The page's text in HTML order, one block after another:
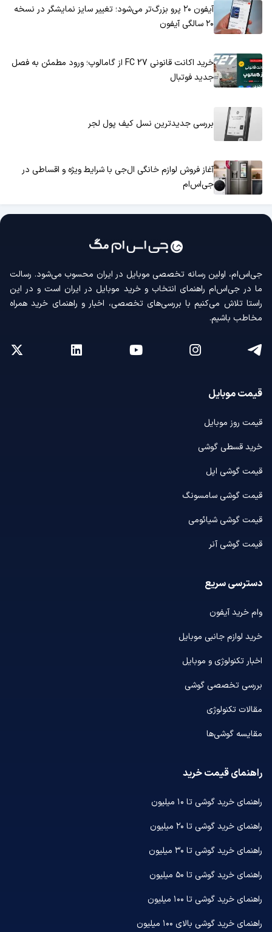
آیفون ۲۰ پرو بزرگ‌تر می‌شود؛ تغییر سایز نمایشگر در نسخه
۲۰ سالگی آیفون
خرید اکانت قانونی FC 27 از گامالوپ؛ ورود مطمئن به فصل
جدید فوتبال
بررسی جدیدترین نسل کیف پول لجر
آغاز فروش لوازم خانگی ال‌جی با شرایط ویژه و اقساطی در
جی‌اس‌ام
جی‌اس‌ام، اولین رسانه‌ تخصصی موبایل در ایران محسوب می‌شود. رسالت
ما در جی‌اس‌ام راهنمای انتخاب و خرید موبایل در ایران است و در این
راستا تلاش می‌کنیم با بررسی‌های تخصصی، اخبار و راهنمای خرید همراه
مخاطب باشیم.
قیمت موبایل
قیمت روز موبایل
خرید قسطی گوشی
قیمت گوشی اپل
قیمت گوشی سامسونگ
قیمت گوشی شیائومی
قیمت گوشی آنر
دسترسی سریع
وام خرید آیفون
خرید لوازم جانبی موبایل
اخبار تکنولوژی و موبایل
بررسی تخصصی گوشی
مقالات تکنولوژی
مقایسه گوشی‌ها
راهنمای قیمت خرید
راهنمای خرید گوشی تا ۱۰ میلیون
راهنمای خرید گوشی تا ۲۰ میلیون
راهنمای خرید گوشی تا ۳۰ میلیون
راهنمای خرید گوشی تا ۵۰ میلیون
راهنمای خرید گوشی تا ۱۰۰ میلیون
راهنمای خرید گوشی بالای ۱۰۰ میلیون